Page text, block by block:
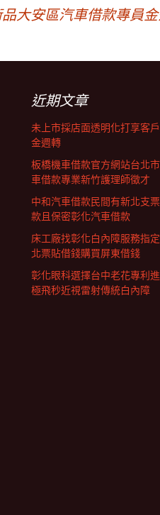
大安區汽車借款專員
近期文章
未上市採店面透明化打享客
金週轉
板橋機車借款官方網站台北
車借款專業新竹護理師徵才
中和汽車借款民間有新北支
款且保密彰化汽車借款
床工廠找彰化白內障服務指
北票貼借錢購買屏東借錢
彰化眼科選擇台中老花專利
極飛秒近視雷射傳統白內障